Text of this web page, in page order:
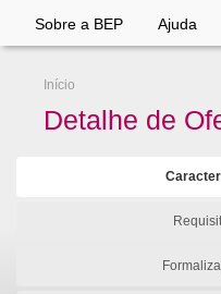
Sobre a BEP Ajuda
Início
Detalhe de